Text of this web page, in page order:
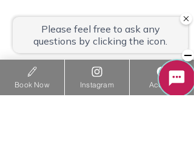
Book Now Instagram Access